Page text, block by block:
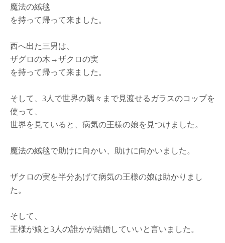
魔法の絨毯
を持って帰って来ました。
西へ出た三男は、
ザグロの木→ザクロの実
を持って帰って来ました。
そして、3人で世界の隅々まで見渡せるガラスのコップを
使って、
世界を見ていると、病気の王様の娘を見つけました。
魔法の絨毯で助けに向かい、助けに向かいました。
ザクロの実を半分あげて病気の王様の娘は助かりまし
た。
そして、
王様が娘と3人の誰かが結婚していいと言いました。